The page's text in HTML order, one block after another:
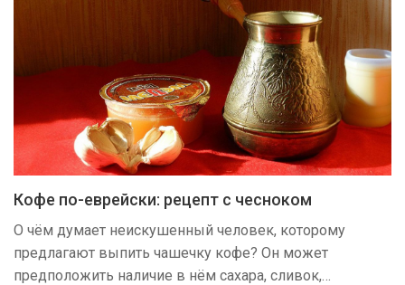
Кофе по-еврейски: рецепт с чесноком
О чём думает неискушенный человек, которому
предлагают выпить чашечку кофе? Он может
предположить наличие в нём сахара, сливок,…